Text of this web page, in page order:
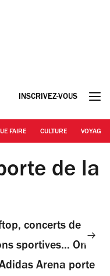
INSCRIVEZ-VOUS
FAIRE CULTURE VOYAGE
de la
concerts de
sportives… On
Arena porte